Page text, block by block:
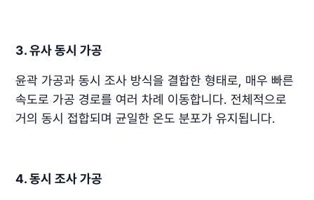
3. 유사 동시 가공
윤곽 가공과 동시 조사 방식을 결합한 형태로, 매우 빠른
속도로 가공 경로를 여러 차례 이동합니다. 전체적으로
거의 동시 접합되며 균일한 온도 분포가 유지됩니다.
4. 동시 조사 가공